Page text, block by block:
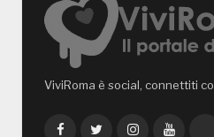
ViviRoma è social, connettiti
FacebookTwitterInstagram